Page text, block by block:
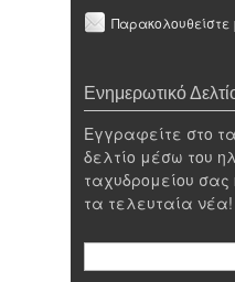
Ενημερωτικό
Εγγραφείτε στο
δελτίο μέσω του
ταχυδρομείου
τα τελευταία νέα!